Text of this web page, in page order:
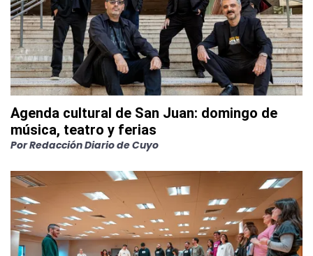
Agenda cultural de San Juan: domingo de
música, teatro y ferias
PorRedacción Diario de Cuyo